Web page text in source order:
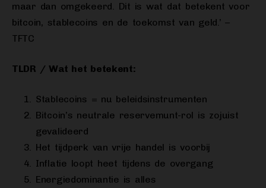
maar dan omgekeerd. Dit is wat dat betekent voor
bitcoin, stablecoins en de toekomst van geld.’ –
TFTC
TLDR / Wat het betekent:
Stablecoins = nu beleidsinstrumenten
Bitcoin’s neutrale reservemunt-rol is zojuist
gevalideerd
Het tijdperk van vrije handel is voorbij
Inflatie loopt heet tijdens de overgang
Energiedominantie is alles